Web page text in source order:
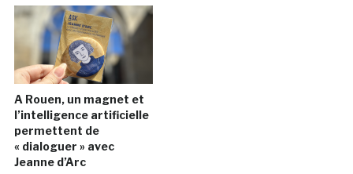
A Rouen, un magnet et
l’intelligence artificielle
permettent de
« dialoguer » avec
Jeanne d’Arc